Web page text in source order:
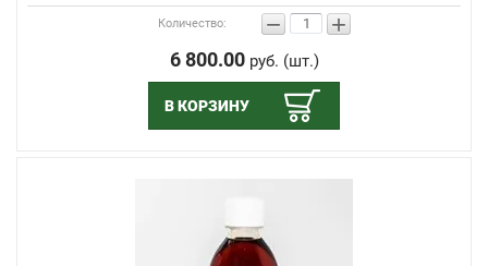
Количество: − +
6 800.00руб. (шт.)
В КОРЗИНУ